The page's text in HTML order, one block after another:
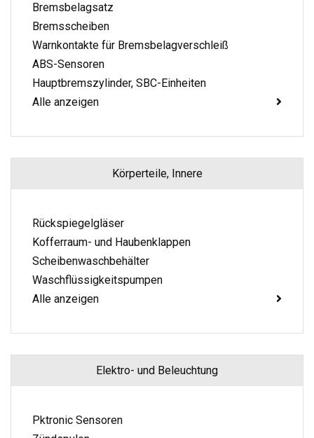
Bremsbelagsatz
Bremsscheiben
Warnkontakte für Bremsbelagverschleiß
ABS-Sensoren
Hauptbremszylinder, SBC-Einheiten
Alle anzeigen
Körperteile, Innere
Rückspiegelgläser
Kofferraum- und Haubenklappen
Scheibenwaschbehälter
Waschflüssigkeitspumpen
Alle anzeigen
Elektro- und Beleuchtung
Pktronic Sensoren